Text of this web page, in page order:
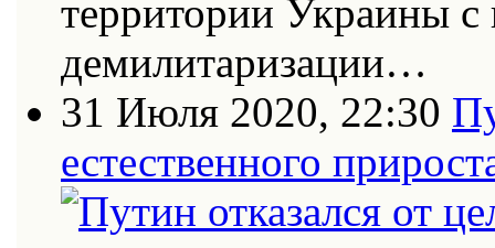
территории Украины
демилитаризации…
31 Июля 2020, 22:30
естественного